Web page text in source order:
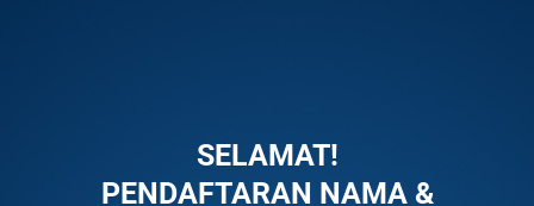
SELAMAT!
PENDAFTARAN NAMA &